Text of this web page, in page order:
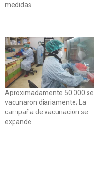
medidas
Aproximadamente 50.000 se
vacunaron diariamente; La
campaña de vacunación se
expande